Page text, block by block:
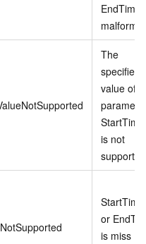
EndTime
The
specified
value of
StartTime
is not
StartTime
or
is miss